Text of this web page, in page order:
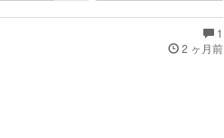
1
2 ヶ月前